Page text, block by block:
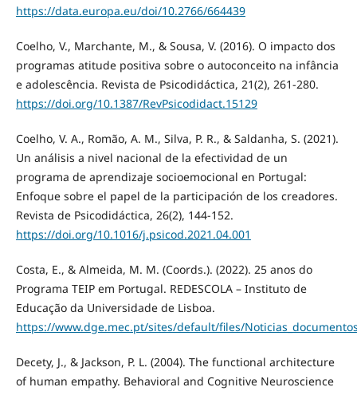
https://data.europa.eu/doi/10.2766/664439
Coelho, V., Marchante, M., & Sousa, V. (2016). O impacto dos
programas atitude positiva sobre o autoconceito na infância
e adolescência. Revista de Psicodidáctica, 21(2), 261-280.
https://doi.org/10.1387/RevPsicodidact.15129
Coelho, V. A., Romão, A. M., Silva, P. R., & Saldanha, S. (2021).
Un análisis a nivel nacional de la efectividad de un
programa de aprendizaje socioemocional en Portugal:
Enfoque sobre el papel de la participación de los creadores.
Revista de Psicodidáctica, 26(2), 144-152.
https://doi.org/10.1016/j.psicod.2021.04.001
Costa, E., & Almeida, M. M. (Coords.). (2022). 25 anos do
Programa TEIP em Portugal. REDESCOLA – Instituto de
Educação da Universidade de Lisboa.
https://www.dge.mec.pt/sites/default/files/
Decety, J., & Jackson, P. L. (2004). The functional architecture
of human empathy. Behavioral and Cognitive Neuroscience